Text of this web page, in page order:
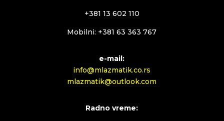
+381 13 602 110
Mobilni: +381 63 363 767
e-mail:
info@mlazmatik.co.rs
mlazmatik@outlook.com
Radno vreme: